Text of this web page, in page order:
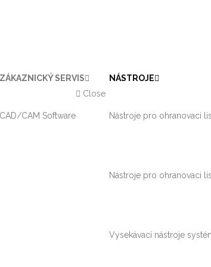
ZÁKAZNICKÝ SERVIS
CAD/CAM Software
Close
NÁSTROJE
Nástroje pro ohranovaci
Nástroje pro ohranovaci
Vysekávací nástroje